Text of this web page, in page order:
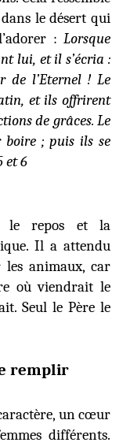
le désert qui
: Lorsque
lui, et il s’écria :
de l’Eternel ! Le
et ils offrirent
de grâces. Le
boire ; puis ils se
et 6
le repos et la
Il a attendu
animaux, car
où viendrait le
Seul le Père le
remplir
un cœur
différents.